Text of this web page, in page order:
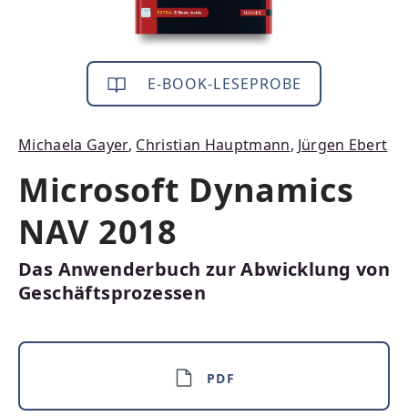
E-BOOK-LESEPROBE
Michaela Gayer, Christian Hauptmann, Jürgen Ebert
Microsoft Dynamics
NAV 2018
Das Anwenderbuch zur Abwicklung von
Geschäftsprozessen
PDF